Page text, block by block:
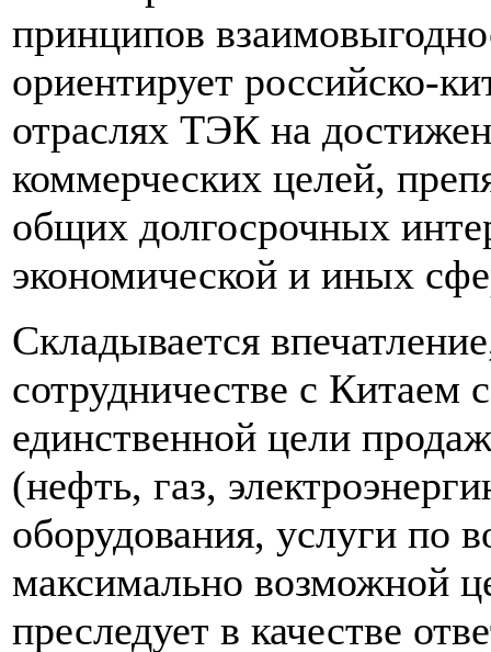
принципов
ориентирует российско-
отраслях ТЭК на
коммерческих целей,
общих долгосрочных
экономической и иных
Складывается
сотрудничестве с Китаем
единственной цели
(нефть, газ,
оборудования, услуги по
максимально возможной
преследует в качестве